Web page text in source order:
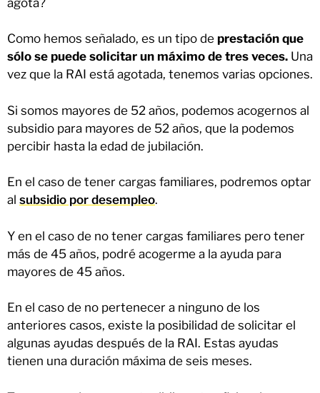
Como hemos señalado, es un tipo de prestación que
sólo se puede solicitar un máximo de tres veces. Una
vez que la RAI está agotada, tenemos varias opciones.
Si somos mayores de 52 años, podemos acogernos al
subsidio para mayores de 52 años, que la podemos
percibir hasta la edad de jubilación.
En el caso de tener cargas familiares, podremos optar
al subsidio por desempleo.
Y en el caso de no tener cargas familiares pero tener
más de 45 años, podré acogerme a la ayuda para
mayores de 45 años.
En el caso de no pertenecer a ninguno de los
anteriores casos, existe la posibilidad de solicitar el
algunas ayudas después de la RAI. Estas ayudas
tienen una duración máxima de seis meses.